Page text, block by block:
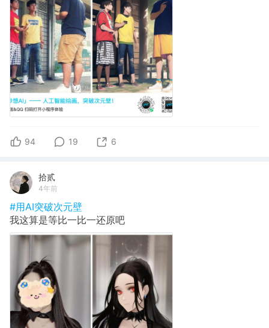
94 19 6
拾贰
4年前
#用AI突破次元壁
我这算是等比一比一还原吧